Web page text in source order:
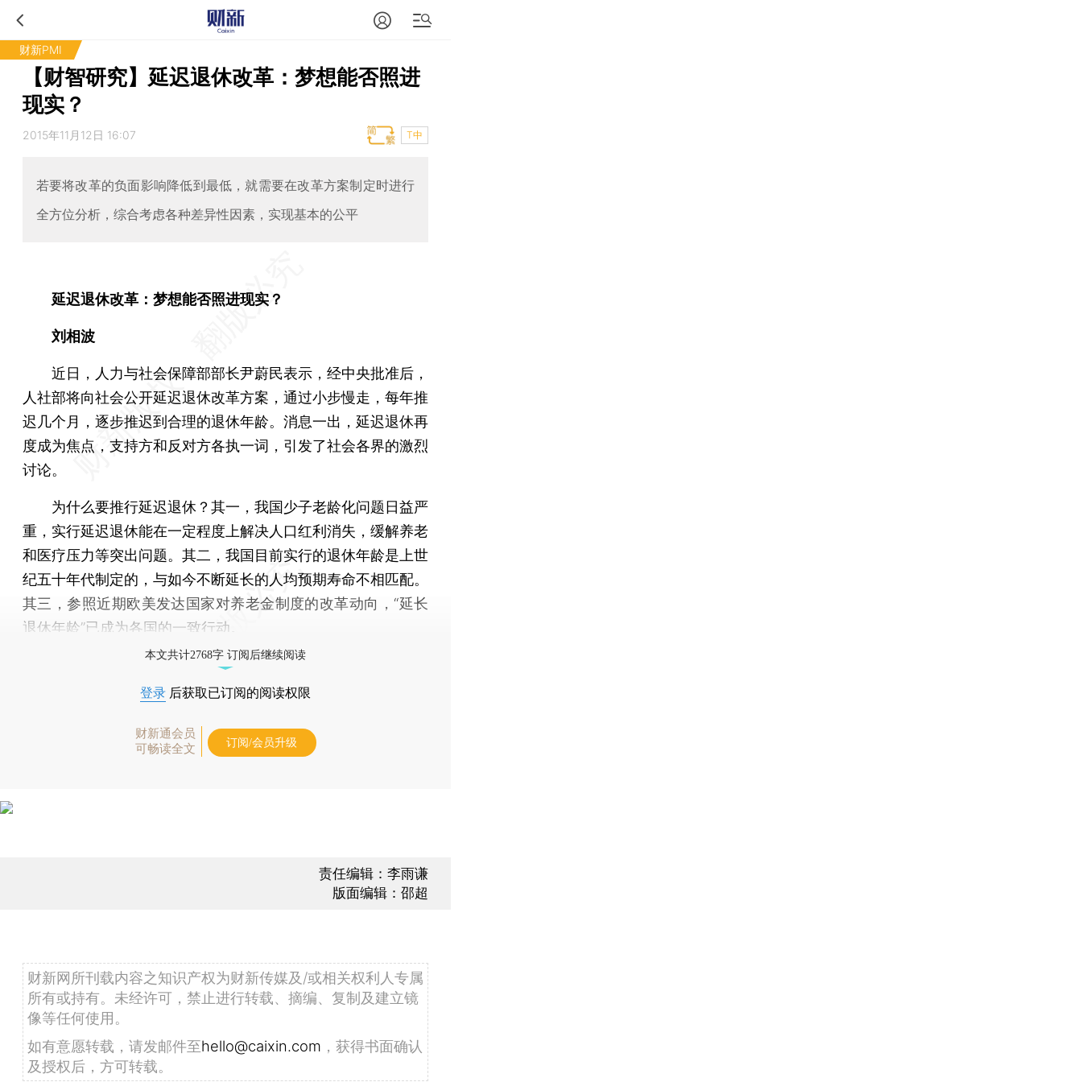
财新PMI
【财智研究】延迟退休改革：梦想能否照进
现实？
2015年11月12日 16:07 T中
若要将改革的负面影响降低到最低，就需要在改革方案制定时进行
全方位分析，综合考虑各种差异性因素，实现基本的公平
延迟退休改革：梦想能否照进现实？
刘相波
近日，人力与社会保障部部长尹蔚民表示，经中央批准后，
人社部将向社会公开延迟退休改革方案，通过小步慢走，每年推
迟几个月，逐步推迟到合理的退休年龄。消息一出，延迟退休再
度成为焦点，支持方和反对方各执一词，引发了社会各界的激烈
讨论。
为什么要推行延迟退休？其一，我国少子老龄化问题日益严
重，实行延迟退休能在一定程度上解决人口红利消失，缓解养老
和医疗压力等突出问题。其二，我国目前实行的退休年龄是上世
纪五十年代制定的，与如今不断延长的人均预期寿命不相匹配。
其三，参照近期欧美发达国家对养老金制度的改革动向，“延长
退休年龄”已成为各国的一致行动。
本文共计2768字 订阅后继续阅读
登录 后获取已订阅的阅读权限
财新通会员
可畅读全文
订阅/会员升级
责任编辑：李雨谦
版面编辑：邵超
财新网所刊载内容之知识产权为财新传媒及/或相关权利人专属
所有或持有。未经许可，禁止进行转载、摘编、复制及建立镜
像等任何使用。
如有意愿转载，请发邮件至hello@caixin.com ，获得书面确认
及授权后，方可转载。